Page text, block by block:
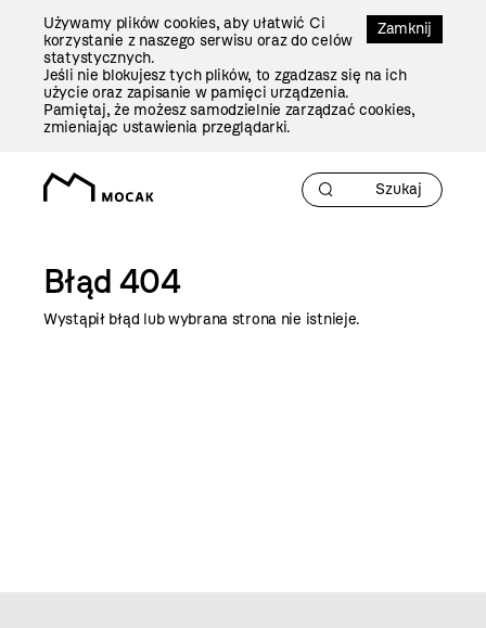
Zamknij
Używamy plików cookies, aby ułatwić Ci
korzystanie z naszego serwisu oraz do celów
statystycznych.
Jeśli nie blokujesz tych plików, to zgadzasz się na ich
użycie oraz zapisanie w pamięci urządzenia.
Pamiętaj, że możesz samodzielnie zarządzać cookies,
zmieniając ustawienia przeglądarki.
Błąd 404
Wystąpił błąd lub wybrana strona nie istnieje.